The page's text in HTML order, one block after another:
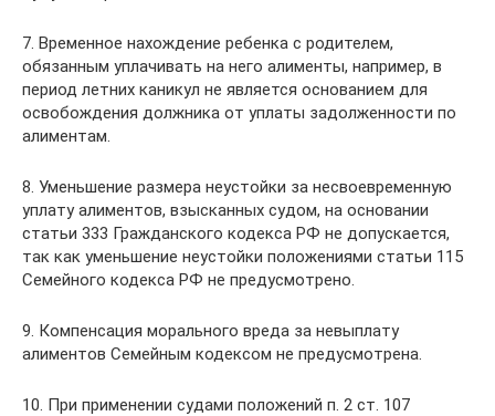
7. Временное нахождение ребенка с родителем,
обязанным уплачивать на него алименты, например, в
период летних каникул не является основанием для
освобождения должника от уплаты задолженности по
алиментам.
8. Уменьшение размера неустойки за несвоевременную
уплату алиментов, взысканных судом, на основании
статьи 333 Гражданского кодекса РФ не допускается,
так как уменьшение неустойки положениями статьи 115
Семейного кодекса РФ не предусмотрено.
9. Компенсация морального вреда за невыплату
алиментов Семейным кодексом не предусмотрена.
10. При применении судами положений п. 2 ст. 107